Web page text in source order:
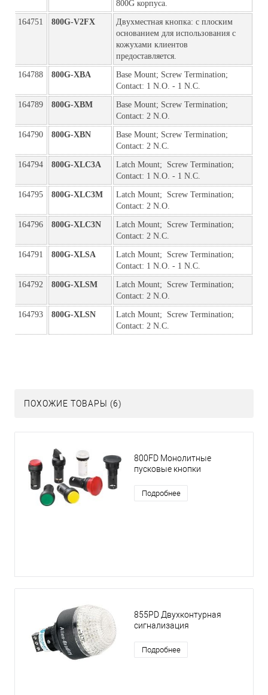
800G корпуса.
164751 800G-V2FX
Двухместная кнопка: с плоским
основанием для использования с
кожухами клиентов
предоставляется.
164788 800G-XBA
Base Mount; Screw Termination;
Contact: 1 N.O. - 1 N.C.
164789 800G-XBM
Base Mount; Screw Termination;
Contact: 2 N.O.
164790 800G-XBN
Base Mount; Screw Termination;
Contact: 2 N.C.
164794 800G-XLC3A
Latch Mount;  Screw Termination;
Contact: 1 N.O. - 1 N.C.
164795 800G-XLC3M
Latch Mount;  Screw Termination;
Contact: 2 N.O.
164796 800G-XLC3N
Latch Mount;  Screw Termination;
Contact: 2 N.C.
164791 800G-XLSA
Latch Mount;  Screw Termination;
Contact: 1 N.O. - 1 N.C.
164792 800G-XLSM
Latch Mount;  Screw Termination;
Contact: 2 N.O.
164793 800G-XLSN
Latch Mount;  Screw Termination;
Contact: 2 N.C.
ПОХОЖИЕ ТОВАРЫ (6)
800FD Монолитные
пусковые кнопки
Подробнее
855PD Двухконтурная
сигнализация
Подробнее